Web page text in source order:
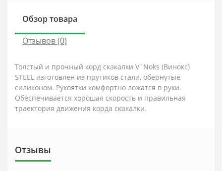
Обзор товара
Отзывов (0)
Толстый и прочный корд скакалки V`Noks (Винокс)
STEEL изготовлен из прутиков стали, обернутые
силиконом. Рукоятки комфортно ложатся в руки.
Обеспечивается хорошая скорость и правильная
траектория движения корда скакалки.
Отзывы